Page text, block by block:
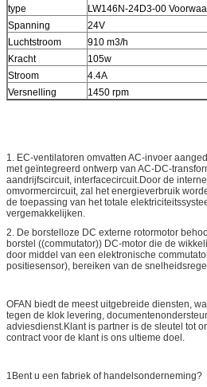
type
LW146N-24D3-00
Spanning
24V
Luchtstroom
910 m3/h
Kracht
105w
Stroom
4.4A
Versnelling
1450 rpm
1. EC-ventilatoren omvatten AC-invoer
met geïntegreerd ontwerp van AC-DC-
aandrijfscircuit, interfacecircuit.Door de
omvormercircuit, zal het energieverbruik
de toepassing van het totale
vergemakkelijken.
2. De borstelloze DC externe rotormotor
borstel ((commutator)) DC-motor die de
door middel van een elektronische
positiesensor), bereiken van de
OFAN biedt de meest uitgebreide diensten,
tegen de klok levering,
adviesdienst.Klant is partner is de sleutel tot
contract voor de klant is ons ultieme doel.
1Bent u een fabriek of handelsonderneming?